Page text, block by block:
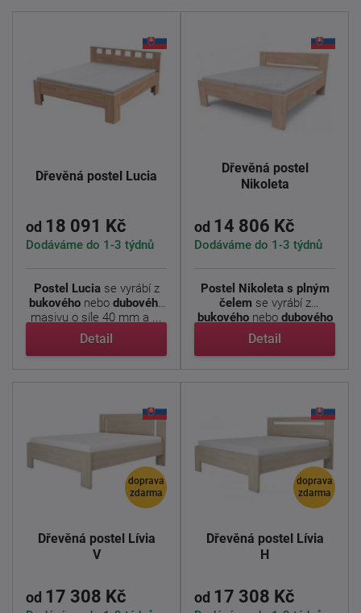
Dřevěná postel Lucia
od 18 091 Kč
Dodáváme do 1-3 týdnů
Postel Lucia se vyrábí z
bukovéhonebo dubového
masivu o síle 40 mm a ...
Detail
Dřevěná postel
Nikoleta
od 14 806 Kč
Dodáváme do 1-3 týdnů
Postel Nikoleta s plným
čelem se vyrábí z
bukovéhonebo dubového
...
Detail
doprava
zdarma
Dřevěná postel Lívia
V
od 17 308 Kč
doprava
zdarma
Dřevěná postel Lívia
H
od 17 308 Kč